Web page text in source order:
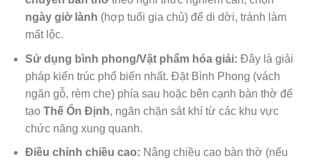
ngày giờ lành (hợp tuổi gia chủ) để di dời, tránh làm
mất lộc.
Sử dụng bình phong/Vật phẩm hóa giải: Đây là giải
pháp kiến trúc phổ biến nhất. Đặt Bình Phong (vách
ngăn gỗ, rèm che) phía sau hoặc bên cạnh bàn thờ để
tạo Thế Ổn Định, ngăn chặn sát khí từ các khu vực
chức năng xung quanh.
Điều chỉnh chiều cao: Nâng chiều cao bàn thờ (nếu